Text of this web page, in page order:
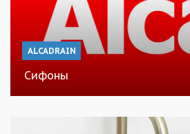
ALCADRAIN
Сифоны